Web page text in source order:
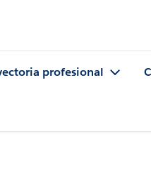
profesional